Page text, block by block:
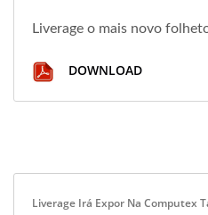
Liverage o mais novo
DOWNLOAD
Liverage Irá Expor Na Computex